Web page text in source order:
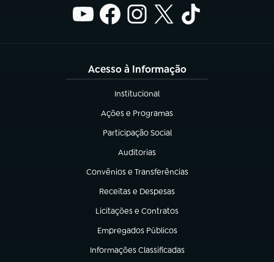
Acesso à Informação
Institucional
(abre em nova aba)
Ações e Programas
(abre em nova aba)
Participação Social
(abre em nova aba)
Auditorias
(abre em nova aba)
Convênios e Transferências
(abre em nova aba)
Receitas e Despesas
(abre em nova aba)
Licitações e Contratos
(abre em nova aba)
Empregados Públicos
(abre em nova aba)
Informações Classificadas
(abre em nova aba)